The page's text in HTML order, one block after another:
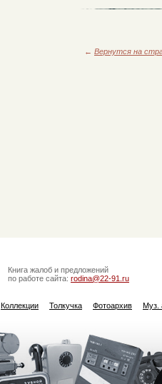
← Вернутся на
Книга жалоб и предложений
по работе сайта: rodina@22-91.ru
Коллекции Толкучка Фотоархив Муз.